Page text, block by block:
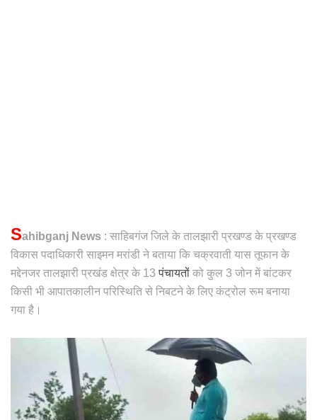
Sahibganj News : साहिबगंज जिले के तालझारी प्रखण्ड के प्रखण्ड
विकास पदाधिकारी साइमन मरांडी ने बताया कि चक्रवाती यास तूफान के
मद्देनजर तालझारी प्रखंड क्षेत्र के 13 पंचायतों को कुल 3 जोन में बांटकर
किसी भी आपातकालीन परिस्थिति से निबटने के लिए कंट्रोल रूम बनाया
गया है।